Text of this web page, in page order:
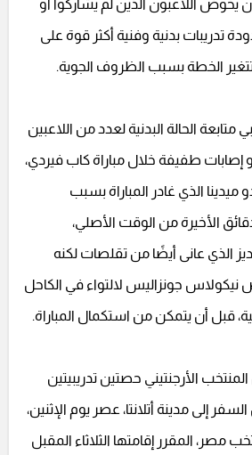
يخوض اللاعبون الذين لم يشاركوا أو
تدريبات بدنية وفنية أكثر قوة على
الخطة بسبب الظروف الجوية.
الحالة البدنية لعدد من اللاعبين
إصابات طفيفة خلال مباراة كاب فيردي،
الذي غادر المباراة بسبب
الأخيرة من الوقت الأصلي،
الذي عانى أيضًا من تقلصات لكنه
نيكولاس جونزاليس لالتواء في الكاحل
قبل أن يتمكن من استكمال المباراة.
الأرجنتيني حصتين تدريبيتين
إلى مدينة أتلانتا، عصر يوم الإثنين،
مصر، المقرر إقامتها الثلاثاء المقبل